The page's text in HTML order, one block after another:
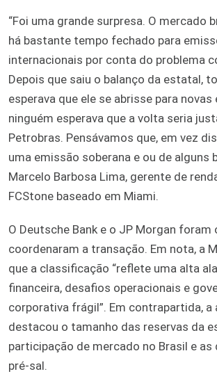
“Foi uma grande surpresa. O mercado
há bastante tempo fechado para
internacionais por conta do problema
Depois que saiu o balanço da estatal,
esperava que ele se abrisse para
ninguém esperava que a volta seria
Petrobras. Pensávamos que, em vez
uma emissão soberana e ou de alguns
Marcelo Barbosa Lima, gerente de
FCStone baseado em Miami.
O Deutsche Bank e o JP Morgan foram
coordenaram a transação. Em nota, a
que a classificação “reflete uma alta
financeira, desafios operacionais e
corporativa frágil”. Em contrapartida, a
destacou o tamanho das reservas da
participação de mercado no Brasil e
pré-sal.